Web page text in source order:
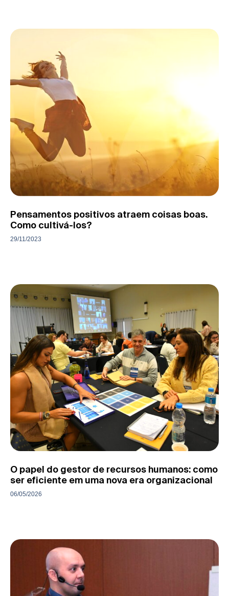
Pensamentos positivos atraem coisas boas.
Como cultivá-los?
29/11/2023
O papel do gestor de recursos humanos: como
ser eficiente em uma nova era organizacional
06/05/2026